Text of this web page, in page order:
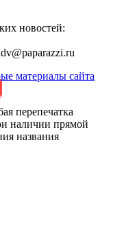
новостей:
материалы сайта
перепечатка
наличии прямой
названия